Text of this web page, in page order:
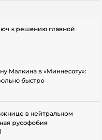
к решению главной
Малкина в «Миннесоту»:
быстро
в нейтральном
русофобия